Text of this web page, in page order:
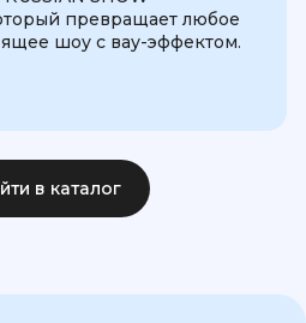
превращает любое
шоу с вау-эффектом.
в каталог